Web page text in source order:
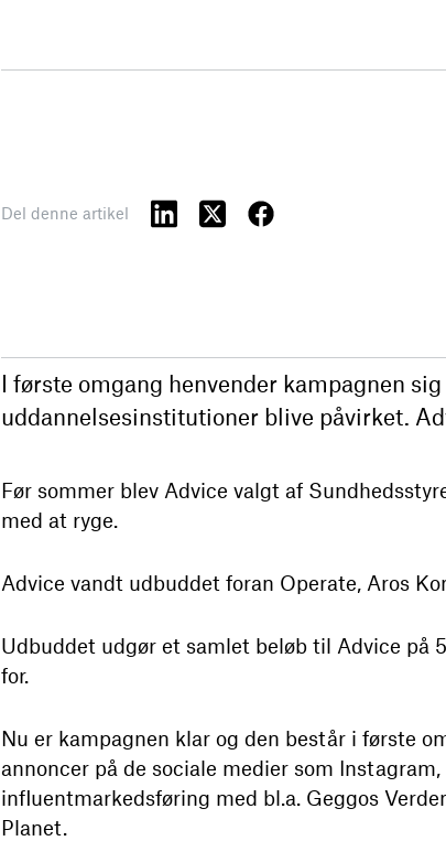
Del denne artikel
I første omgang henvender kampagnen
uddannelsesinstitutioner blive påvirket.
Før sommer blev Advice valgt af
med at ryge.
Advice vandt udbuddet foran Operate, Aros
Udbuddet udgør et samlet beløb til Advice på
for.
Nu er kampagnen klar og den består i første
annoncer på de sociale medier som
influentmarkedsføring med bl.a. Geggos
Planet.